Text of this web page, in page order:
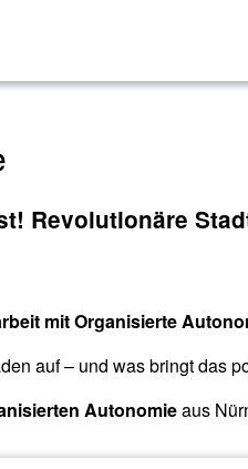
Revolutionäre
mit Organisierte
auf – und was bringt das
Autonomieaus